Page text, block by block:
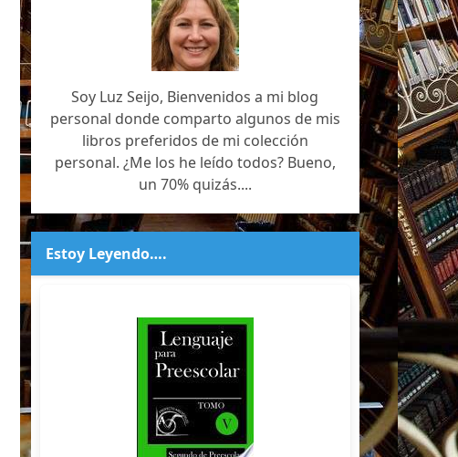
Soy Luz Seijo, Bienvenidos a mi blog
personal donde comparto algunos de mis
libros preferidos de mi colección
personal. ¿Me los he leído todos? Bueno,
un 70% quizás....
Estoy Leyendo….